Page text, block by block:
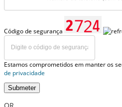
Código de segurança
Estamos comprometidos em manter os
de privacidade
Submeter